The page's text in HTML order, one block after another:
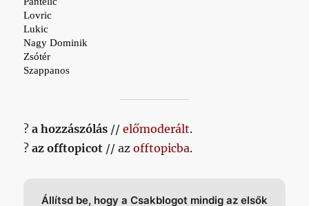
?a hozzászólás //előmoderált.
?az offtopicot // azofftopicba.
Állítsd be, hogy a Csakblogot mindig az elsők